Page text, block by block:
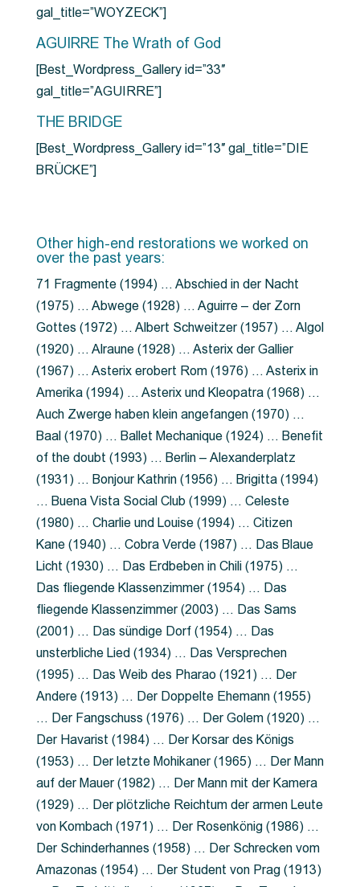
gal_title=”WOYZECK”]
AGUIRRE The Wrath of God
[Best_Wordpress_Gallery id=”33″
gal_title=”AGUIRRE”]
THE BRIDGE
[Best_Wordpress_Gallery id=”13″ gal_title=”DIE
BRÜCKE”]
Other high-end restorations we worked on
over the past years:
71 Fragmente (1994) … Abschied in der Nacht
(1975) … Abwege (1928) … Aguirre – der Zorn
Gottes (1972) … Albert Schweitzer (1957) … Algol
(1920) … Alraune (1928) … Asterix der Gallier
(1967) … Asterix erobert Rom (1976) … Asterix in
Amerika (1994) … Asterix und Kleopatra (1968) …
Auch Zwerge haben klein angefangen (1970) …
Baal (1970) … Ballet Mechanique (1924) … Benefit
of the doubt (1993) … Berlin – Alexanderplatz
(1931) … Bonjour Kathrin (1956) … Brigitta (1994)
… Buena Vista Social Club (1999) … Celeste
(1980) … Charlie und Louise (1994) … Citizen
Kane (1940) … Cobra Verde (1987) … Das Blaue
Licht (1930) … Das Erdbeben in Chili (1975) …
Das fliegende Klassenzimmer (1954) … Das
fliegende Klassenzimmer (2003) … Das Sams
(2001) … Das sündige Dorf (1954) … Das
unsterbliche Lied (1934) … Das Versprechen
(1995) … Das Weib des Pharao (1921) … Der
Andere (1913) … Der Doppelte Ehemann (1955)
… Der Fangschuss (1976) … Der Golem (1920) …
Der Havarist (1984) … Der Korsar des Königs
(1953) … Der letzte Mohikaner (1965) … Der Mann
auf der Mauer (1982) … Der Mann mit der Kamera
(1929) … Der plötzliche Reichtum der armen Leute
von Kombach (1971) … Der Rosenkönig (1986) …
Der Schinderhannes (1958) … Der Schrecken vom
Amazonas (1954) … Der Student von Prag (1913)